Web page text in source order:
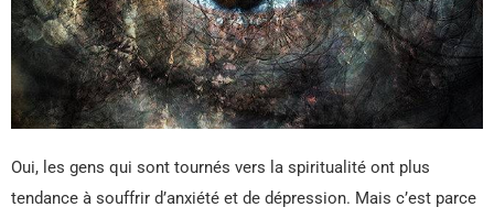
Oui, les gens qui sont tournés vers la spiritualité ont plus
tendance à souffrir d’anxiété et de dépression. Mais c’est parce